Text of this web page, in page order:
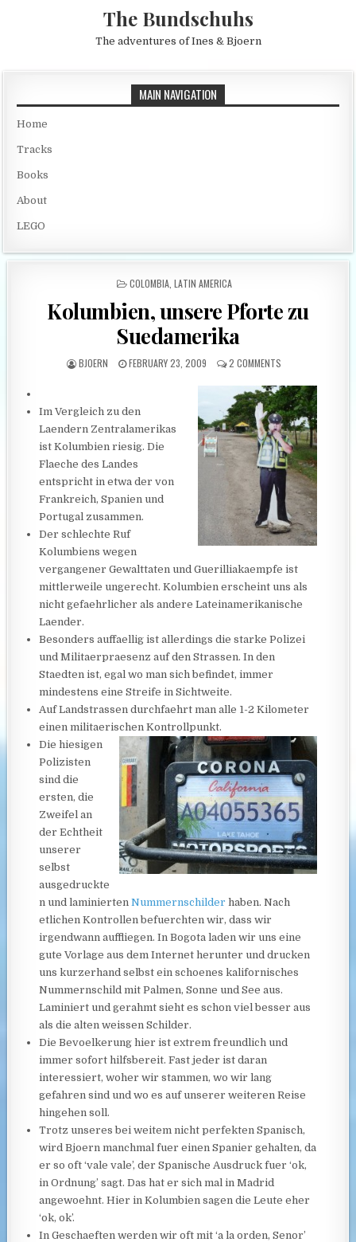
The Bundschuhs
The adventures of Ines & Bjoern
MAIN NAVIGATION
Home
Tracks
Books
About
LEGO
POSTED IN
COLOMBIA, LATIN AMERICA
Kolumbien, unsere Pforte zu
Suedamerika
AUTHOR:
BJOERN PUBLISHED DATE:
FEBRUARY 23, 2009 2 COMMENTS
Im Vergleich zu den
Laendern Zentralamerikas
ist Kolumbien riesig. Die
Flaeche des Landes
entspricht in etwa der von
Frankreich, Spanien und
Portugal zusammen.
Der schlechte Ruf
Kolumbiens wegen
vergangener Gewalttaten und Guerilliakaempfe ist
mittlerweile ungerecht. Kolumbien erscheint uns als
nicht gefaehrlicher als andere Lateinamerikanische
Laender.
Besonders auffaellig ist allerdings die starke Polizei
und Militaerpraesenz auf den Strassen. In den
Staedten ist, egal wo man sich befindet, immer
mindestens eine Streife in Sichtweite.
Auf Landstrassen durchfaehrt man alle 1-2 Kilometer
einen militaerischen Kontrollpunkt.
Die hiesigen
Polizisten
sind die
ersten, die
Zweifel an
der Echtheit
unserer
selbst
ausgedruckte
n und laminiertenNummernschilder haben. Nach
etlichen Kontrollen befuerchten wir, dass wir
irgendwann auffliegen. In Bogota laden wir uns eine
gute Vorlage aus dem Internet herunter und drucken
uns kurzerhand selbst ein schoenes kalifornisches
Nummernschild mit Palmen, Sonne und See aus.
Laminiert und gerahmt sieht es schon viel besser aus
als die alten weissen Schilder.
Die Bevoelkerung hier ist extrem freundlich und
immer sofort hilfsbereit. Fast jeder ist daran
interessiert, woher wir stammen, wo wir lang
gefahren sind und wo es auf unserer weiteren Reise
hingehen soll.
Trotz unseres bei weitem nicht perfekten Spanisch,
wird Bjoern manchmal fuer einen Spanier gehalten, da
er so oft ‘vale vale’, der Spanische Ausdruck fuer ‘ok,
in Ordnung’ sagt. Das hat er sich mal in Madrid
angewoehnt. Hier in Kolumbien sagen die Leute eher
‘ok, ok’.
In Geschaeften werden wir oft mit ‘a la orden, Senor’